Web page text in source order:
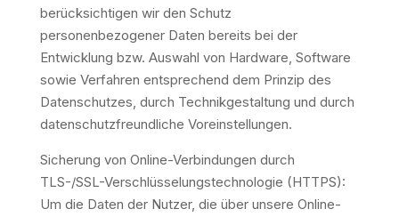
berücksichtigen wir den Schutz
personenbezogener Daten bereits bei der
Entwicklung bzw. Auswahl von Hardware, Software
sowie Verfahren entsprechend dem Prinzip des
Datenschutzes, durch Technikgestaltung und durch
datenschutzfreundliche Voreinstellungen.
Sicherung von Online-Verbindungen durch
TLS-/SSL-Verschlüsselungstechnologie (HTTPS):
Um die Daten der Nutzer, die über unsere Online-